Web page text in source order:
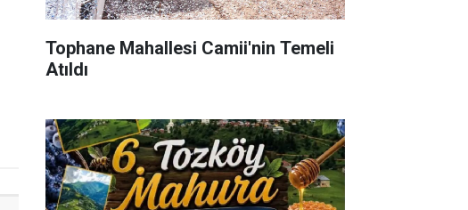
Tophane Mahallesi Camii'nin Temeli
Atıldı